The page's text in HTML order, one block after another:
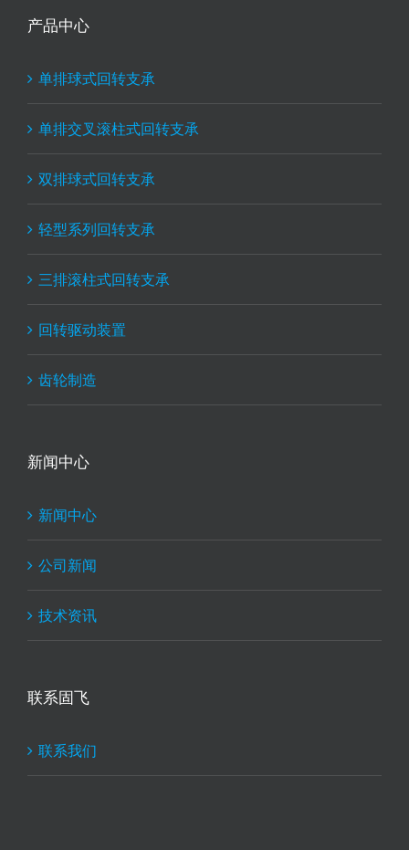
产品中心
单排球式回转支承
单排交叉滚柱式回转支承
双排球式回转支承
轻型系列回转支承
三排滚柱式回转支承
回转驱动装置
齿轮制造
新闻中心
新闻中心
公司新闻
技术资讯
联系固飞
联系我们